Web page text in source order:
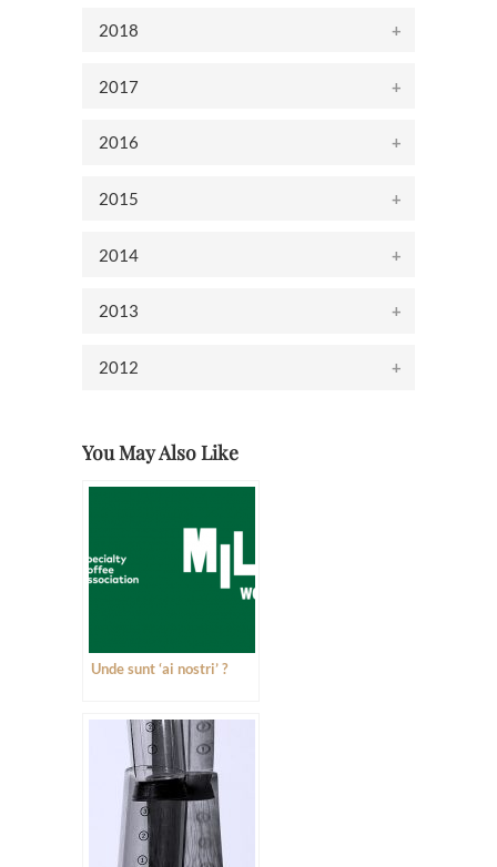
2018
2017
2016
2015
2014
2013
2012
You May Also Like
Unde sunt ‘ai nostri’ ?